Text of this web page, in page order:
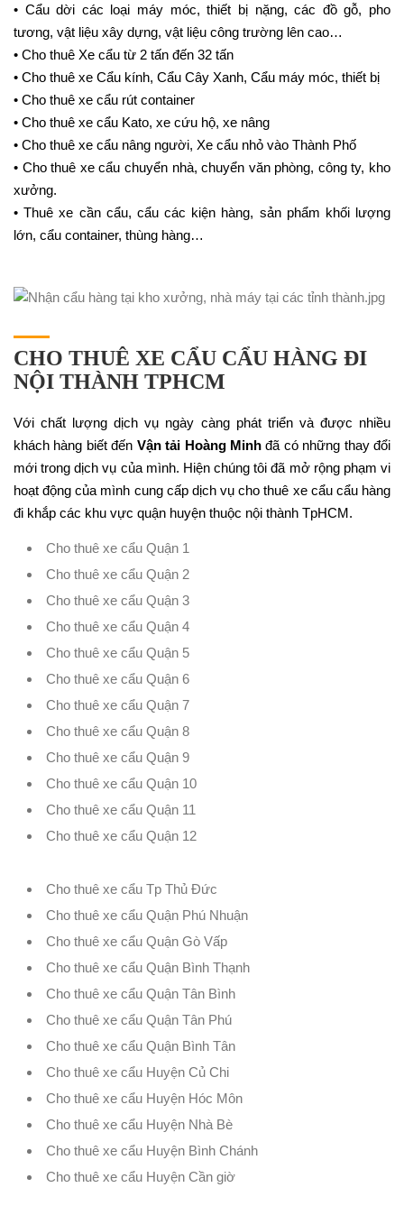
• Cẩu dời các loại máy móc, thiết bị nặng, các đồ gỗ, pho
tương, vật liệu xây dựng, vật liệu công trường lên cao…
• Cho thuê Xe cẩu từ 2 tấn đến 32 tấn
• Cho thuê xe Cẩu kính, Cẩu Cây Xanh, Cẩu máy móc, thiết bị
• Cho thuê xe cẩu rút container
• Cho thuê xe cẩu Kato, xe cứu hộ, xe nâng
• Cho thuê xe cẩu nâng người, Xe cẩu nhỏ vào Thành Phố
• Cho thuê xe cẩu chuyển nhà, chuyển văn phòng, công ty, kho
xưởng.
• Thuê xe cần cẩu, cẩu các kiện hàng, sản phẩm khối lượng
lớn, cẩu container, thùng hàng…
CHO THUÊ XE CẨU CẨU HÀNG ĐI
NỘI THÀNH TPHCM
Với chất lượng dịch vụ ngày càng phát triển và được nhiều
khách hàng biết đến Vận tải Hoàng Minhđã có những thay đổi
mới trong dịch vụ của mình. Hiện chúng tôi đã mở rộng phạm vi
hoạt động của mình cung cấp dịch vụ cho thuê xe cẩu cẩu hàng
đi khắp các khu vực quận huyện thuộc nội thành TpHCM.
Cho thuê xe cẩu Quận 1
Cho thuê xe cẩu Quận 2
Cho thuê xe cẩu Quận 3
Cho thuê xe cẩu Quận 4
Cho thuê xe cẩu Quận 5
Cho thuê xe cẩu Quận 6
Cho thuê xe cẩu Quận 7
Cho thuê xe cẩu Quận 8
Cho thuê xe cẩu Quận 9
Cho thuê xe cẩu Quận 10
Cho thuê xe cẩu Quận 11
Cho thuê xe cẩu Quận 12
Cho thuê xe cẩu Tp Thủ Đức
Cho thuê xe cẩu Quận Phú Nhuận
Cho thuê xe cẩu Quận Gò Vấp
Cho thuê xe cẩu Quận Bình Thạnh
Cho thuê xe cẩu Quận Tân Bình
Cho thuê xe cẩu Quận Tân Phú
Cho thuê xe cẩu Quận Bình Tân
Cho thuê xe cẩu Huyện Củ Chi
Cho thuê xe cẩu Huyện Hóc Môn
Cho thuê xe cẩu Huyện Nhà Bè
Cho thuê xe cẩu Huyện Bình Chánh
Cho thuê xe cẩu Huyện Cần giờ